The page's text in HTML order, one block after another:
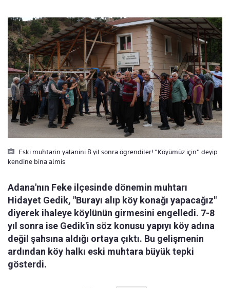
Eski muhtarin yalanini 8 yil sonra ögrendiler! "Köyümüz için" deyip
kendine bina almis
Adana'nın Feke ilçesinde dönemin muhtarı
Hidayet Gedik, "Burayı alıp köy konağı yapacağız"
diyerek ihaleye köylünün girmesini engelledi. 7-8
yıl sonra ise Gedik'in söz konusu yapıyı köy adına
değil şahsına aldığı ortaya çıktı. Bu gelişmenin
ardından köy halkı eski muhtara büyük tepki
gösterdi.